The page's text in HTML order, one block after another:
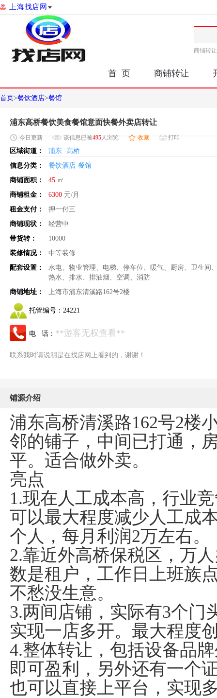
上海找店网
商铺转让
首 页 商铺转让
首页>餐饮酒店>餐馆
浦东高桥餐饮美食餐馆意面快餐外卖店转让
今日 更新 该信息已被495人浏览 收藏 打印
区域街道： 浦东 高桥
信息分类：
餐饮酒店 餐馆
商铺面积：
45 ㎡
商铺租金：
6300 元/月
租金支付：
押一付三
商铺现状：
经营中
带货转：
10000
装修情况：
中等装修
配套设置：
水电、物业管理、电梯、停车位、暖气、厨房、卫生间
热水、排水、排油烟、空调、消防
商铺地址：
上海市浦东清溪路162号2楼
托管编号： 24221
电 话： **游客无权查看**
联系我时请说明是在找店网上看到的，谢谢！
铺源介绍
浦东高桥清溪路162号2楼
邻的铺子，中间已打通，
平。适合做外卖。
亮点
1.现在人工成本高，行业
可以最大程度减少人工成
个人，每月利润2万左右。
2.靠近外高桥保税区，万
数是租户，工作日上班族
不愁没生意。
3.两间店铺，实际有3个门
实现一店多开。最大程度
4.整体转让，包括设备品
即可盈利，另外还有一个
也可以直接上平台，实现